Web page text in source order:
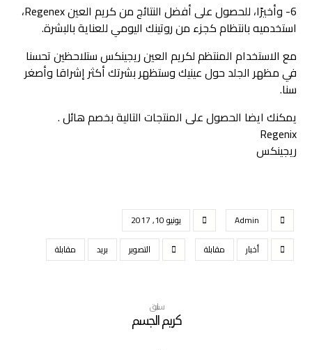
6- وأخيرًا، للحصول على أفضل النتائج من كريم العين Regenex،
استخدميه بانتظام كجزء من روتينك اليومي للعناية بالبشرة.
مع الاستخدام المنتظم لكريم العين ريجينكس ستلاحظين تحسنا
في مظهر الجلد حول عينيك وستظهر بشرتك أكثر إشراقا وأصغر
سنا.
يمكنك ايضا الحصول على المنتجات التالية بخصم هائل .
Regenix
ريجينكس
Admin
يونيو 10, 2017
أخبار
مقابلة التصوير بريد مقابلة
سابق
كريم الجسم